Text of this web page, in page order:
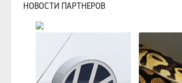
НОВОСТИ ПАРТНЕРОВ